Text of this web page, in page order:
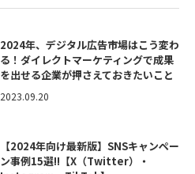
2024年、デジタル広告市場はこう変わ
る！ダイレクトマーケティングで成果
を出せる企業が押さえておきたいこと
2023.09.20
【2024年向け最新版】SNSキャンペー
ン事例15選!!【X（Twitter）・